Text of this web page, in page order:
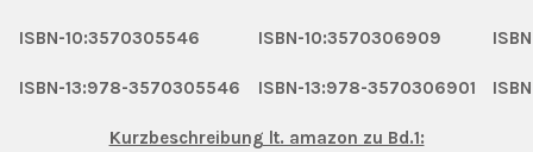
ISBN-10:3570305546 ISBN-10:3570306909
ISBN-13:978-3570305546 ISBN-13:978-3570306901
Kurzbeschreibung lt. amazon zu Bd.1: